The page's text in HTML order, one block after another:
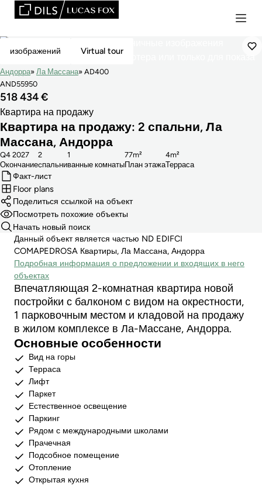
Зарезервировано
изображений Virtual tour
Андорра Ла Массана
AD400
AND55950
518 434 €
Квартира на продажу
Квартира на продажу: 2 спальни, Ла
Массана, Андорра
Окончание
Q4 2027
cпальни
2
ванные комнаты
1
План этажа
77m²
Терраса
4m²
Факт-лист
Floor plans
Поделиться ссылкой на объект
Посмотреть похожие объекты
Начать новый поиск
Данный объект является частью ND EDIFCI
COMAPEDROSA Квартиры, Ла Массана, Андорра
Подробная информация о предложении и входящих в него
объектах
Впечатляющая 2-комнатная квартира новой
постройки с балконом с видом на окрестности,
1 парковочным местом и кладовой на продажу
в жилом комплексе в Ла-Массане, Андорра.
Основные особенности
Вид на горы
Терраса
Лифт
Паркет
Естественное освещение
Паркинг
Рядом с международными школами
Прачечная
Подсобное помещение
Отопление
Открытая кухня